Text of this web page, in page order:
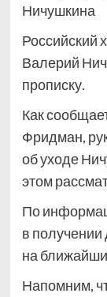
Ничушкина
Российский
Валерий
прописку.
Как
Фридман,
об уходе
этом
По
в
на
Напомним,